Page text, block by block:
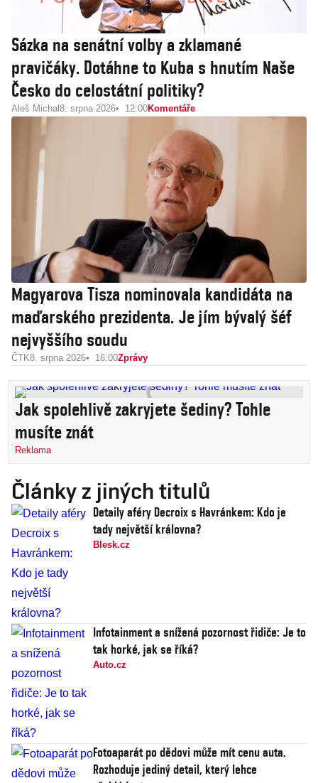
Sázka na senátní volby a zklamané
pravičáky. Dotáhne to Kuba s hnutím Naše
Česko do celostátní politiky?
Aleš Michal 8. srpna 2026 12:00Komentáře
Magyarova Tisza nominovala kandidáta na
maďarského prezidenta. Je jím bývalý šéf
nejvyššího soudu
ČTK8. srpna 2026 16:00Zprávy
Jak spolehlivě zakryjete šediny? Tohle
musíte znát
Reklama
Články z jiných titulů
Detaily aféry Decroix s Havránkem: Kdo je
tady největší královna?
Blesk.cz
Infotainment a snížená pozornost řidiče: Je to
tak horké, jak se říká?
Auto.cz
Fotoaparát po dědovi může mít cenu auta.
Rozhoduje jediný detail, který lehce